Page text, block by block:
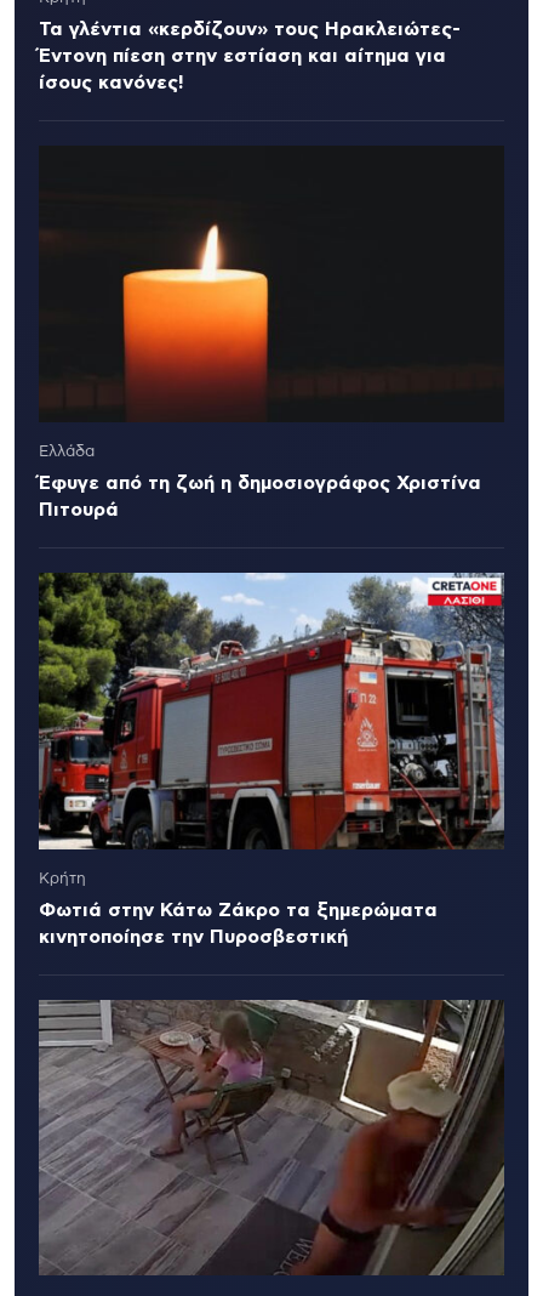
Τα γλέντια «κερδίζουν» τους Ηρακλειώτες-
Έντονη πίεση στην εστίαση και αίτημα για
ίσους κανόνες!
Ελλάδα
Έφυγε από τη ζωή η δημοσιογράφος Χριστίνα
Πιτουρά
Κρήτη
Φωτιά στην Κάτω Ζάκρο τα ξημερώματα
κινητοποίησε την Πυροσβεστική